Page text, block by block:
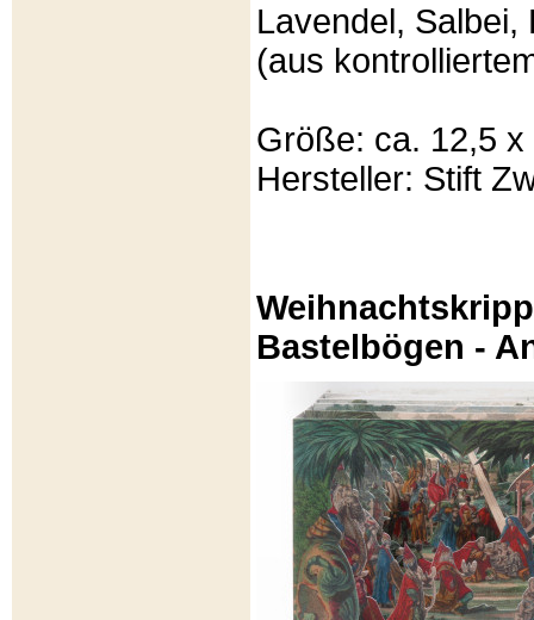
Lavendel, Salbei,
(aus
Größe: ca. 12,5 x
Hersteller: Stift
Bastelbögen -